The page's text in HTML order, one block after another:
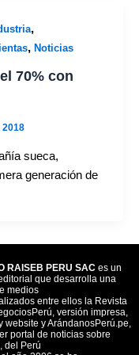
,
, Noticias
70% con
2018
sueca,
generación de
RAISEB PERU SAC es un
que desarrolla una
medios
entre ellos la Revista
versión impresa,
website y ArándanosPerú.pe,
portal de noticias sobre
del Perú